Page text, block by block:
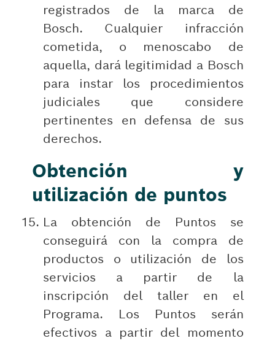
registrados de la marca de
Bosch. Cualquier infracción
cometida, o menoscabo de
aquella, dará legitimidad a Bosch
para instar los procedimientos
judiciales que considere
pertinentes en defensa de sus
derechos.
Obtención y
utilización de puntos
La obtención de Puntos se
conseguirá con la compra de
productos o utilización de los
servicios a partir de la
inscripción del taller en el
Programa. Los Puntos serán
efectivos a partir del momento